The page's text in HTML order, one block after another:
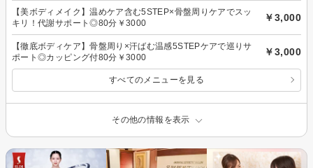
【美ボディメイク】温めケア含む5STEP×骨盤周りケアでスッ
キリ！代謝サポート◎80分￥3000
￥3,000
【徹底ボディケア】骨盤周り×汗ばむ温感5STEPケアで巡りサ
ポート◎カッピング付80分￥3000
￥3,000
すべてのメニューを見る
その他の情報を表示